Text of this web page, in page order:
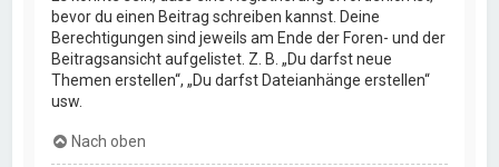
bevor du einen Beitrag schreiben kannst. Deine
Berechtigungen sind jeweils am Ende der Foren- und der
Beitragsansicht aufgelistet. Z. B. „Du darfst neue
Themen erstellen“, „Du darfst Dateianhänge erstellen“
usw.
Nach oben